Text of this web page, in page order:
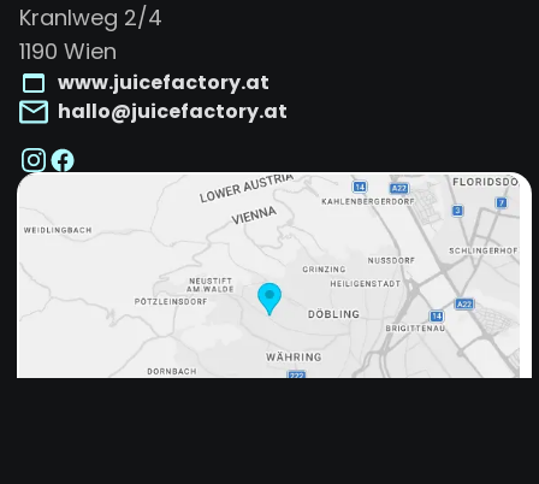
Kranlweg 2/4
1190 Wien
www.juicefactory.at
hallo@juicefactory.at